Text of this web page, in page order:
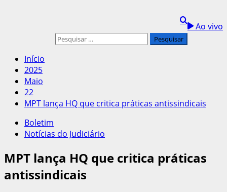
Pesquisar
Ao vivo
Início
2025
Maio
22
MPT lança HQ que critica práticas antissindicais
Boletim
Notícias do Judiciário
MPT lança HQ que critica práticas
antissindicais